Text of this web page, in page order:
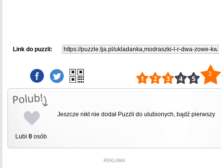
Link do puzzli:
3
Lubi 0 osób
Jeszcze nikt nie dodał Puzzli do ulubionych, bądź pierwszy
REKLAMA